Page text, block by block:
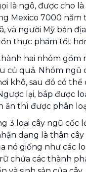
là ngô, được cho
Mexico 7000 năm
và người Mỹ bản
thực phẩm tốt
hai nhóm gồm
củ quả. Nhóm ngũ
khô, sau đó có thể
lại, bắp được
ăn thì được phân
3 loại cây ngũ cốc
dạng là thân
nó giống như các
chứa các thành